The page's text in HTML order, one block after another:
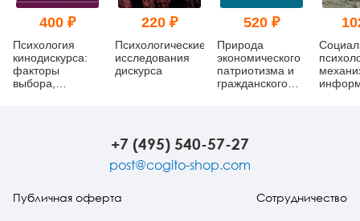
400 ₽
Психология
кинодискурса:
факторы
выбора,
220 ₽
Психологические
исследования
дискурса
520 ₽
Природа
экономического
патриотизма и
гражданского
+7 (495) 540-57-27
post@cogito-shop.com
Публичная оферта Сотрудничество